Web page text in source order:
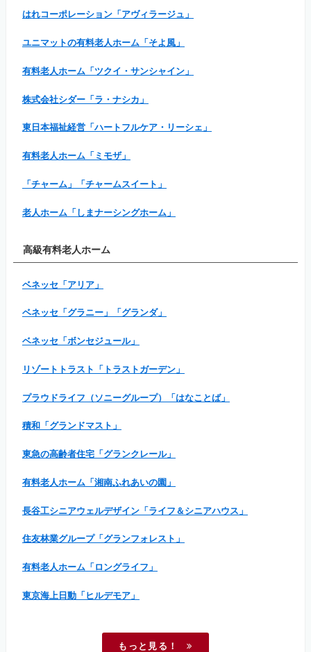
はれコーポレーション「アヴィラージュ」
ユニマットの有料老人ホーム「そよ風」
有料老人ホーム「ツクイ・サンシャイン」
株式会社シダー「ラ・ナシカ」
東日本福祉経営「ハートフルケア・リーシェ」
有料老人ホーム「ミモザ」
「チャーム」「チャームスイート」
老人ホーム「しまナーシングホーム」
高級有料老人ホーム
ベネッセ「アリア」
ベネッセ「グラニー」「グランダ」
ベネッセ「ボンセジュール」
リゾートトラスト「トラストガーデン」
プラウドライフ（ソニーグループ）「はなことば」
積和「グランドマスト」
東急の高齢者住宅「グランクレール」
有料老人ホーム「湘南ふれあいの園」
長谷工シニアウェルデザイン「ライフ＆シニアハウス」
住友林業グループ「グランフォレスト」
有料老人ホーム「ロングライフ」
東京海上日動「ヒルデモア」
もっと見る！